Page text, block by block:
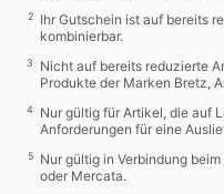
2
Ihr Gutschein ist auf bereits
kombinierbar.
3
Nicht auf bereits reduzierte
Produkte der Marken Bretz,
4
Nur gültig für Artikel, die auf
Anforderungen für eine
5
Nur gültig in Verbindung
oder Mercata.